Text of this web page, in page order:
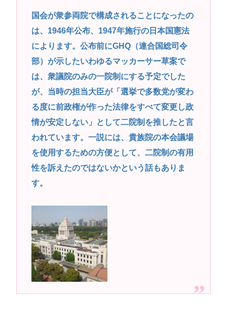
ガチで “ママ” ブーム来てるよな
ポケカ資産が100万円超えた男の子www
【高市動画】こういうオスガキってどうやったら産
まれるの？
中国のメスガキ、民度が終わりすぎてる
Powered by livedoor 相互RSS
国会が衆参両院で構成されることになったの
は、1946年公布、1947年施行の日本国憲法
によります。公布前にGHQ（連合国総司令
部）が示したいわゆるマッカーサー草案で
は、衆議院のみの一院制にする予定でした
が、当時の担当大臣が「選挙で多数党が変わ
る度に前政権が作った法律をすべて変更し政
情が安定しない」として二院制を推したと言
われています。一説には、貴族院の本会議場
を使用するための方便として、二院制の有用
性を訴えたのではないかという話もありま
す。